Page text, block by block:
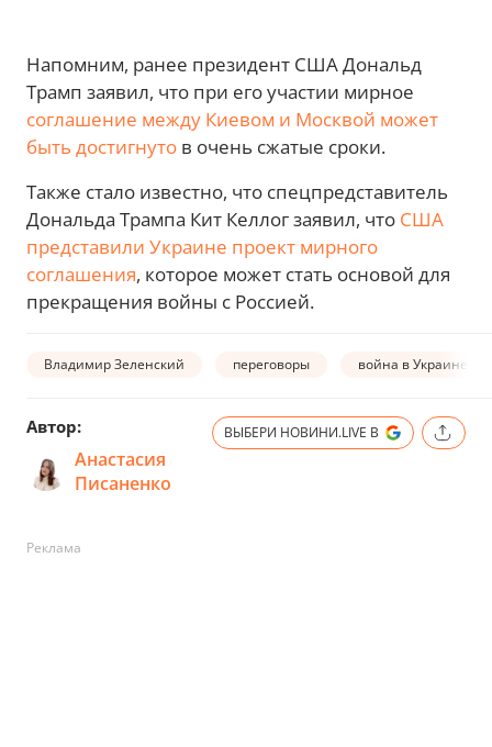
Напомним, ранее президент США Дональд
Трамп заявил, что при его участии мирное
соглашение между Киевом и Москвой может
быть достигнуто в очень сжатые сроки.
Также стало известно, что спецпредставитель
Дональда Трампа Кит Келлог заявил, что США
представили Украине проект мирного
соглашения, которое может стать основой для
прекращения войны с Россией.
Владимир Зеленский переговоры война в Украине
Автор:
Анастасия
Писаненко
ВЫБЕРИ НОВИНИ.LIVE В
Реклама